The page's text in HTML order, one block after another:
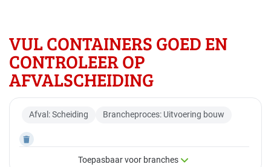
VUL CONTAINERS GOED EN
CONTROLEER OP
AFVALSCHEIDING
Afval: Scheiding Brancheproces: Uitvoering bouw
Toepasbaar voor branches